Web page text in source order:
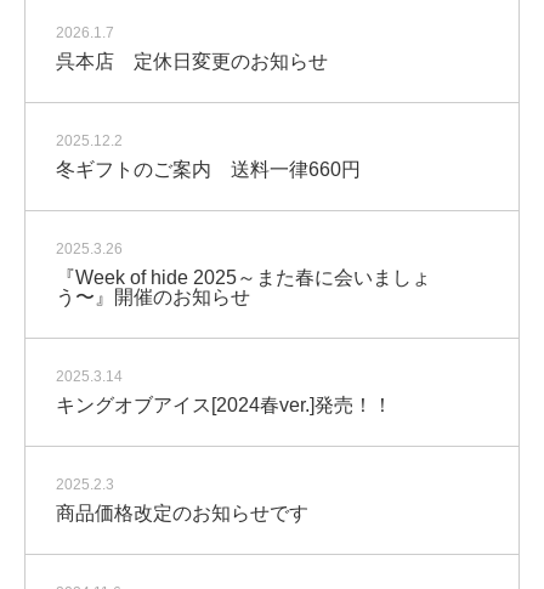
2026.1.7
呉本店 定休日変更のお知らせ
2025.12.2
冬ギフトのご案内 送料一律660円
2025.3.26
『Week of hide 2025～また春に会いましょ
う〜』開催のお知らせ
2025.3.14
キングオブアイス[2024春ver.]発売！！
2025.2.3
商品価格改定のお知らせです